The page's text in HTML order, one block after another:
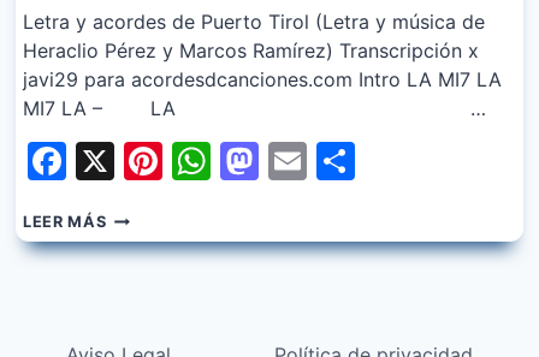
Letra y acordes de Puerto Tirol (Letra y música de
Heraclio Pérez y Marcos Ramírez) Transcripción x
javi29 para acordesdcanciones.com Intro LA MI7 LA
MI7 LA – LA …
Facebook
X Pinterest
WhatsApp
Mastodon
Email
LEER MÁSCHANGO
SPASIUK
–
LAS